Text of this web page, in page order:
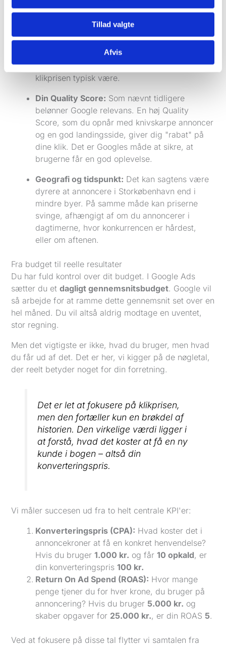
Tillad valgte
Afvis
simpelthen dyrere end andre. Der er langt flere
om buddet på et søgeord som "advokat i
København" end "lokal tømrer i Hvidovre". Jo
højere konkurrencen er, desto højere vil
klikprisen typisk være.
Din Quality Score: Som nævnt tidligere
belønner Google relevans. En høj Quality
Score, som du opnår med knivskarpe annoncer
og en god landingsside, giver dig "rabat" på
dine klik. Det er Googles måde at sikre, at
brugerne får en god oplevelse.
Geografi og tidspunkt: Det kan sagtens være
dyrere at annoncere i Storkøbenhavn end i
mindre byer. På samme måde kan priserne
svinge, afhængigt af om du annoncerer i
dagtimerne, hvor konkurrencen er hårdest,
eller om aftenen.
Fra budget til reelle resultater
Du har fuld kontrol over dit budget. I Google Ads
sætter du etdagligt gennemsnitsbudget. Google vil
så arbejde for at ramme dette gennemsnit set over en
hel måned. Du vil altså aldrig modtage en uventet,
stor regning.
Men det vigtigste er ikke, hvad du bruger, men hvad
du får ud af det. Det er her, vi kigger på de nøgletal,
der reelt betyder noget for din forretning.
Det er let at fokusere på klikprisen,
men den fortæller kun en brøkdel af
historien. Den virkelige værdi ligger i
at forstå, hvad det koster at få en ny
kunde i bogen – altså din
konverteringspris.
Vi måler succesen ud fra to helt centrale KPI'er:
Konverteringspris (CPA): Hvad koster det i
annoncekroner at få en konkret henvendelse?
Hvis du bruger1.000 kr. og får10 opkald, er
din konverteringspris100 kr.
Return On Ad Spend (ROAS): Hvor mange
penge tjener du for hver krone, du bruger på
annoncering? Hvis du bruger 5.000 kr. og
skaber opgaver for 25.000 kr., er din ROAS 5.
Ved at fokusere på disse tal flytter vi samtalen fra